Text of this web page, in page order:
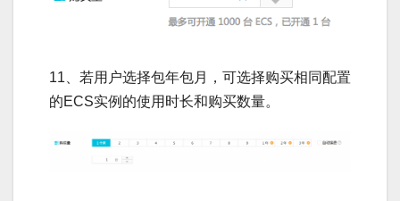
11、若用户选择包年包月，可选择购买相同配置
的ECS实例的使用时长和购买数量。